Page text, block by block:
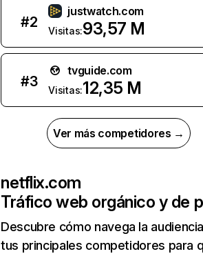
#2
justwatch.com
Visitas:93,57 M
#3
tvguide.com
Visitas:12,35 M
Ver más competidores →
netflix.com
Tráfico web orgánico y de
Descubre cómo navega la
tus principales competidores para